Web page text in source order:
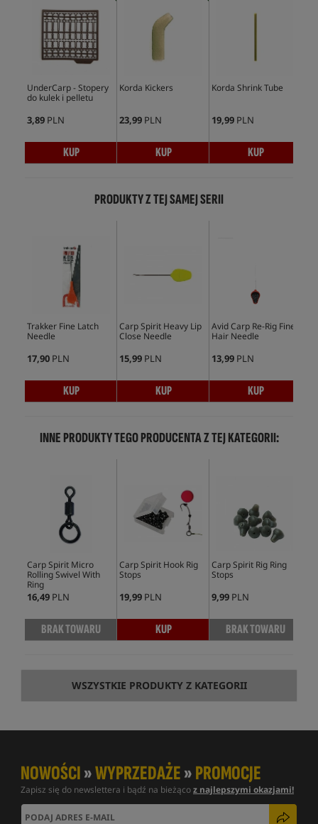
UnderCarp - Stopery
do kulek i pelletu
3,89 PLN
KUP
Korda Kickers
23,99 PLN
KUP
Korda Shrink Tube
19,99 PLN
KUP
PRODUKTY Z TEJ SAMEJ SERII
Trakker Fine Latch
Needle
17,90 PLN
KUP
Carp Spirit Heavy Lip
Close Needle
15,99 PLN
KUP
Avid Carp Re-Rig Fine
Hair Needle
13,99 PLN
KUP
INNE PRODUKTY TEGO PRODUCENTA Z TEJ KATEGORII:
Carp Spirit Micro
Rolling Swivel With
Ring
16,49 PLN
BRAK TOWARU
Carp Spirit Hook Rig
Stops
19,99 PLN
KUP
Carp Spirit Rig Ring
Stops
9,99 PLN
BRAK TOWARU
WSZYSTKIE PRODUKTY Z KATEGORII
NOWOŚCI»WYPRZEDAŻE»PROMOCJE
Zapisz się do newslettera i bądź na bieżącoz najlepszymi okazjami!